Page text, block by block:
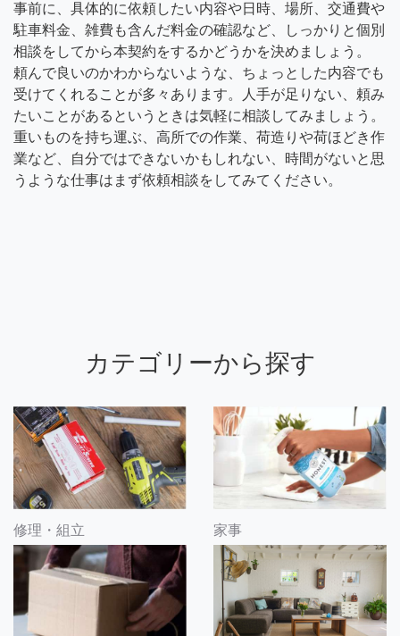
事前に、具体的に依頼したい内容や日時、場所、交通費や
駐車料金、雑費も含んだ料金の確認など、しっかりと個別
相談をしてから本契約をするかどうかを決めましょう。
頼んで良いのかわからないような、ちょっとした内容でも
受けてくれることが多々あります。人手が足りない、頼み
たいことがあるというときは気軽に相談してみましょう。
重いものを持ち運ぶ、高所での作業、荷造りや荷ほどき作
業など、自分ではできないかもしれない、時間がないと思
うような仕事はまず依頼相談をしてみてください。
カテゴリーから探す
修理・組立 家事